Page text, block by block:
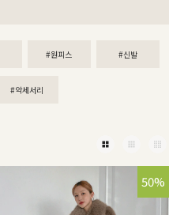
#원피스 #신발
#악세서리
50%